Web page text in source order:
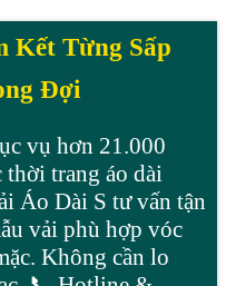
Kết Từng Sấp
Đợi
vụ hơn 21.000
thời trang áo dài
Áo Dài S tư vấn tận
vải phù hợp vóc
Không cần lo